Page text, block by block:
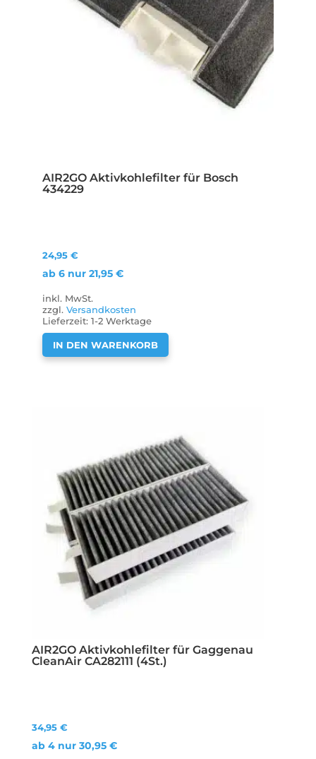
AIR2GO Aktivkohlefilter für Bosch
434229
24,95 €
ab 6 nur 21,95 €
inkl. MwSt.
zzgl. Versandkosten
Lieferzeit: 1-2 Werktage
IN DEN WARENKORB
AIR2GO Aktivkohlefilter für Gaggenau
CleanAir CA282111 (4St.)
34,95€
ab 4 nur30,95€